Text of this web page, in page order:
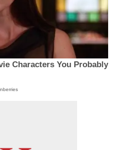
Characters You Probably